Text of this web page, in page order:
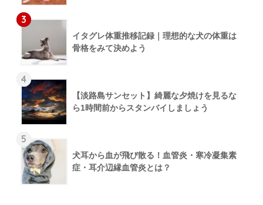
3
イタグレ体重推移記録｜理想的な犬の体重は
骨格をみて決めよう
4
【淡路島サンセット】綺麗な夕焼けを見るな
ら1時間前からスタンバイしましょう
5
犬耳から血が飛び散る！血管炎・寒冷凝集素
症・耳介辺縁血管炎とは？